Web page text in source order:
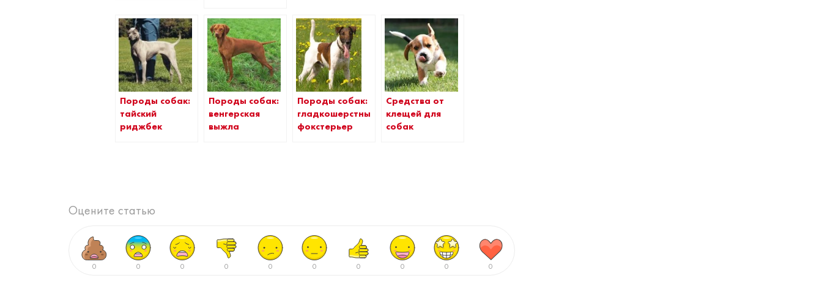
Породы собак:
тайский
риджбек
Породы собак:
венгерская
выжла
Породы собак:
гладкошерстный
фокстерьер
Средства от
клещей для
собак
Оцените статью
0 0 0 0 0 0 0 0 0 0